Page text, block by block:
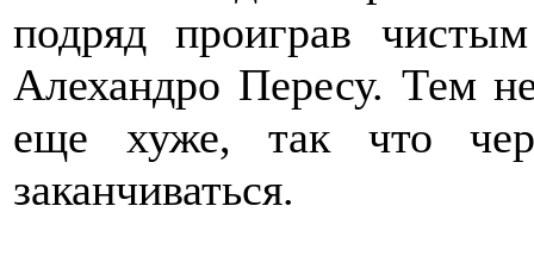
подряд проиграв
Алехандро Пересу. Тем
еще хуже, так что
заканчиваться.